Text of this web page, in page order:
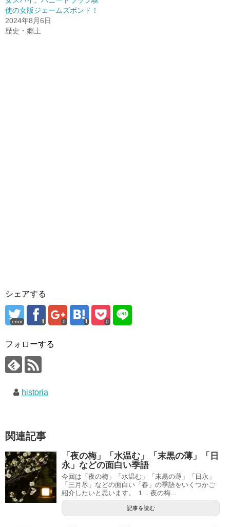
使の女版ジェームズボンド！
2024年8月6日
歴史・郷土
シェアする
error 0 0
フォローする
historia
関連記事
「夜の梅」「水温む」「末黒の薄」「日
永」などの面白い季語
今回は「夜の梅」「水温む」「末黒の薄」「日永」
「三月尽」などの面白い「春」の季語をいくつかご
紹介したいと思います。 １．夜の梅...
記事を読む